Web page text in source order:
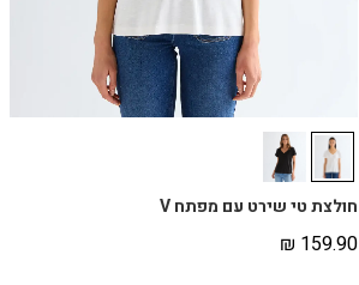
חולצת טי שירט עם מפתח V
₪ 159.90